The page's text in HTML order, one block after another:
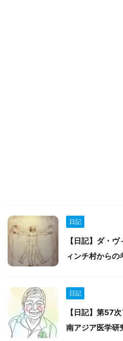
日記
【日記】ダ・
ィンチ村からの
日記
【日記】第57
南アジア医学研